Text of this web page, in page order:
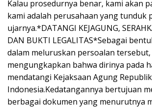
Kalau prosedurnya benar, kami akan
kami adalah perusahaan yang tunduk
ujarnya.*DATANGI KEJAGUNG,
DAN BUKTI LEGALITAS*Sebagai
dalam meluruskan persoalan
mengungkapkan bahwa dirinya pada
mendatangi Kejaksaan Agung Republik
Indonesia.Kedatangannya bertujuan
berbagai dokumen yang menurutnya